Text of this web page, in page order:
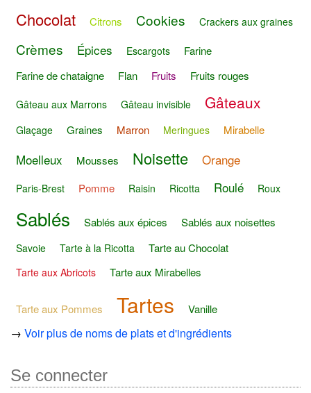
Chocolat Citrons Cookies Crackers aux graines
Crèmes Épices Escargots
Farine
Farine de chataigne
Flan Fruits Fruits rouges
Gâteau aux Marrons Gâteau invisible Gâteaux
Glaçage Graines Marron Meringues Mirabelle
Moelleux Mousses Noisette Orange
Paris-Brest Pomme Raisin Ricotta Roulé Roux
Sablés Sablés aux épices Sablés aux noisettes
Savoie Tarte à la Ricotta Tarte au Chocolat
Tarte aux Abricots Tarte aux Mirabelles
Tarte aux Pommes Tartes Vanille
→ Voir plus de noms de plats et d'ingrédients
Se connecter